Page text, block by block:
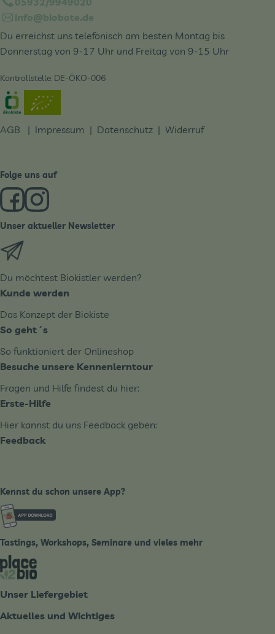
info@biobote.de
Du erreichst uns telefonisch am besten Montag bis
Donnerstag von 9-17 Uhr und Freitag von 9-15 Uhr
Kontrollstelle: DE-ÖKO-006
Externer Link zu https://www.oekokiste.de/
AGB | Impressum | Datenschutz | Widerruf
Folge uns auf
Externer Link zu https://www.facebook.com/derBiobote/
Externer Link zu https://www.instagram.com/
Unser aktueller Newsletter
Du möchtest Biokistler werden?
Kunde werden
Das Konzept der Biokiste
So geht´s
So funktioniert der Onlineshop
Besuche unsere Kennenlerntour
Fragen und Hilfe findest du hier:
Erste-Hilfe
Hier kannst du uns Feedback geben:
Feedback
Kennst du schon unsere App?
Externer Link zu https://www.biobote-
Tastings, Workshops, Seminare und vieles mehr
Externer Link zu https://place2bio.de/
Unser Liefergebiet
Aktuelles und Wichtiges